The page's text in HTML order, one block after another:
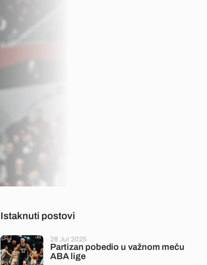
Istaknuti postovi
Partizan pobedio u važnom meču
ABA lige
28 Jul 2025